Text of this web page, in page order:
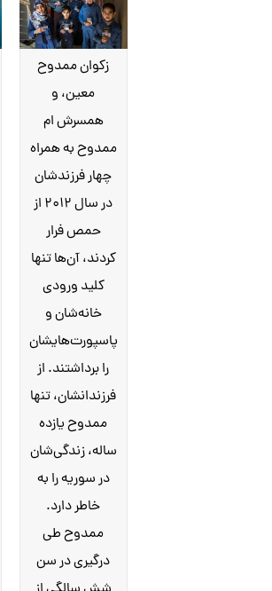
زکوان ممدوح
معین، و
همسرش ام
ممدوح به همراه
چهار فرزندشان
در سال ۲۰۱۲ از
حمص فرار
کردند، آن‌ها تنها
کلید ورودی
خانه‌شان و
پاسپورت‌هایشان
را برداشتند. از
فرزندانشان، تنها
ممدوح یازده
ساله، زندگی‌شان
در سوریه را به
خاطر دارد.
ممدوح طی
درگیری در سن